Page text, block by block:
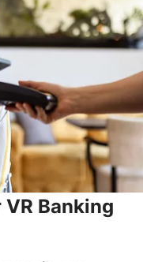
Banking